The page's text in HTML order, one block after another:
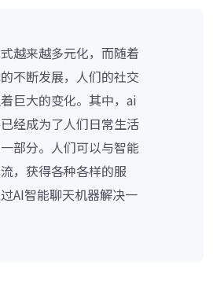
越来越多元化，而随着
不断发展，人们的社交
巨大的变化。其中，ai
经成为了人们日常生活
部分。人们可以与智能
，获得各种各样的服
AI智能聊天机器解决一